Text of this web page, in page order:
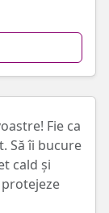
Fie ca
Să îi bucure
cald și